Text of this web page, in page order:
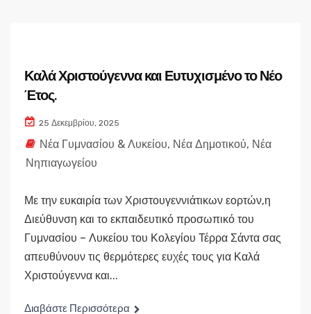
Καλά Χριστούγεννα και Ευτυχισμένο το Νέο
Έτος.
25 Δεκεμβρίου, 2025
Νέα Γυμνασίου & Λυκείου, Νέα Δημοτικού, Νέα
Νηπιαγωγείου
Με την ευκαιρία των Χριστουγεννιάτικων εορτών,η
Διεύθυνση και το εκπαιδευτικό προσωπικό του
Γυμνασίου – Λυκείου του Κολεγίου Τέρρα Σάντα σας
απευθύνουν τις θερμότερες ευχές τους για Καλά
Χριστούγεννα και...
Διαβάστε Περισσότερα